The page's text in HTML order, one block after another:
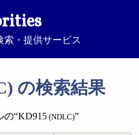
索・提供サービス
の検索結果
の“KD915(NDLC)”